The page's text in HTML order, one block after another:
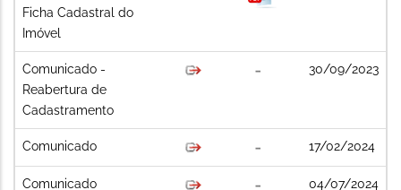
Ficha Cadastral do
Imóvel
Comunicado -
Reabertura de
Cadastramento
30/09/2023
Comunicado 17/02/2024
Comunicado 04/07/2024